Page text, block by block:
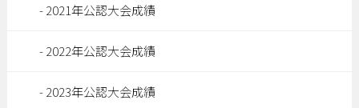
2021年公認大会成績
2022年公認大会成績
2023年公認大会成績